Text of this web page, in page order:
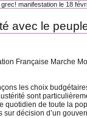
manifestation le 18
avec le
Française Marche
les choix
sont
quotidien de toute la
sur décision d’un